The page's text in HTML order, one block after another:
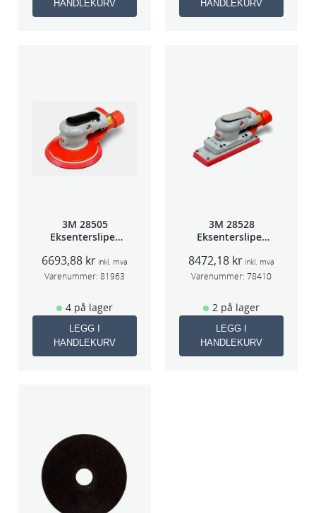
HANDLEKURV HANDLEKURV
3M 28505
Eksentersliper
2,5mm slag
75mm
6693,88 kr inkl. mva
Varenummer: 81963
4 på lager
LEGG I
HANDLEKURV
3M 28528
Eksentersliper
3mm slag
70×198
8472,18 kr inkl. mva
Varenummer: 78410
2 på lager
LEGG I
HANDLEKURV